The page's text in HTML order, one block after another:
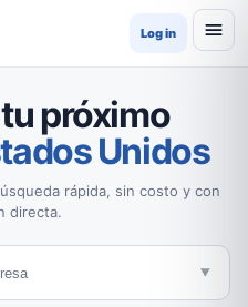
Log in
próximo
Unidos
rápida, sin costo y con
directa.